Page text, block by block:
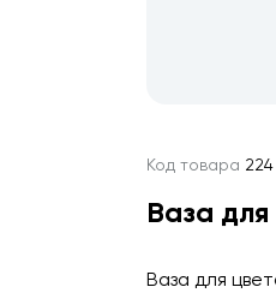
Код товара
Ваза
Ваза для